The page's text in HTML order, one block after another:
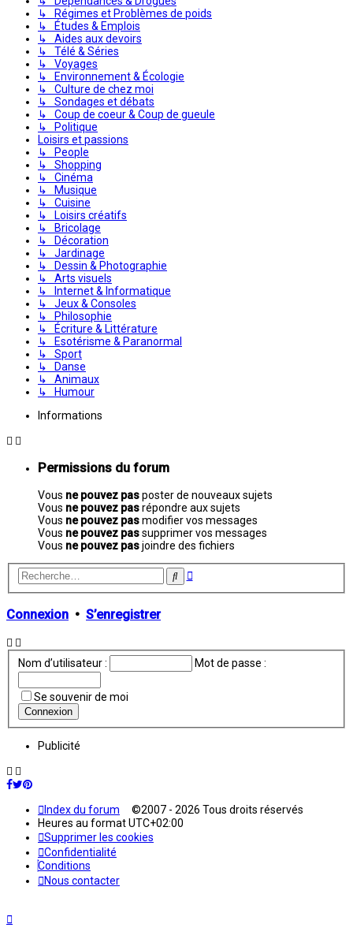
↳ Régimes et Problèmes de poids
↳ Études & Emplois
↳ Aides aux devoirs
↳ Télé & Séries
↳ Voyages
↳ Environnement & Écologie
↳ Culture de chez moi
↳ Sondages et débats
↳ Coup de coeur & Coup de gueule
↳ Politique
Loisirs et passions
↳ People
↳ Shopping
↳ Cinéma
↳ Musique
↳ Cuisine
↳ Loisirs créatifs
↳ Bricolage
↳ Décoration
↳ Jardinage
↳ Dessin & Photographie
↳ Arts visuels
↳ Internet & Informatique
↳ Jeux & Consoles
↳ Philosophie
↳ Écriture & Littérature
↳ Esotérisme & Paranormal
↳ Sport
↳ Danse
↳ Animaux
↳ Humour
Informations
Permissions du forum
Vous ne pouvez pasposter de nouveaux sujets
Vous ne pouvez pasrépondre aux sujets
Vous ne pouvez pasmodifier vos messages
Vous ne pouvez passupprimer vos messages
Vous ne pouvez pasjoindre des fichiers
Rechercher
Recherche
Connexion • S’enregistrer
Nom d’utilisateur : Mot de passe :
Se souvenir de moi
Publicité
Index du forum ©2007 - 2026 Tous droits réservés
Heures au formatUTC+02:00
Supprimer les cookies
Confidentialité
Conditions
Nous contacter